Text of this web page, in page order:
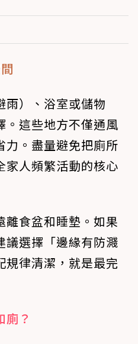
雨）、浴室或儲物
。這些地方不僅通風
力。盡量避免把廁所
家人頻繁活動的核心
離食盆和睡墊。如果
議選擇「邊緣有防濺
規律清潔，就是最完
廁？